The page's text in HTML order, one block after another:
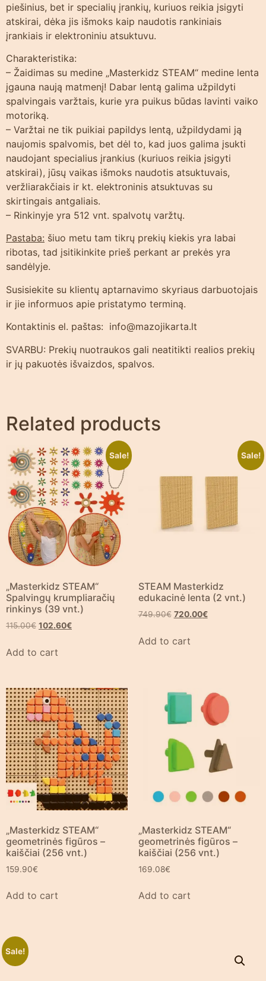
piešinius, bet ir specialių įrankių, kuriuos reikia įsigyti
atskirai, dėka jis išmoks kaip naudotis rankiniais
įrankiais ir elektroniniu atsuktuvu.
Charakteristika:
– Žaidimas su medine „Masterkidz STEAM“ medine lenta
įgauna naują matmenį! Dabar lentą galima užpildyti
spalvingais varžtais, kurie yra puikus būdas lavinti vaiko
motoriką.
– Varžtai ne tik puikiai papildys lentą, užpildydami ją
naujomis spalvomis, bet dėl ​​to, kad juos galima įsukti
naudojant specialius įrankius (kuriuos reikia įsigyti
atskirai), jūsų vaikas išmoks naudotis atsuktuvais,
veržliarakčiais ir kt. elektroninis atsuktuvas su
skirtingais antgaliais.
– Rinkinyje yra 512 vnt. spalvotų varžtų.
Pastaba: šiuo metu tam tikrų prekių kiekis yra labai
ribotas, tad įsitikinkite prieš perkant ar prekės yra
sandėlyje.
Susisiekite su klientų aptarnavimo skyriaus darbuotojais
ir jie informuos apie pristatymo terminą.
Kontaktinis el. paštas: info@mazojikarta.lt
SVARBU: Prekių nuotraukos gali neatitikti realios prekių
ir jų pakuotės išvaizdos, spalvos.
Related products
Sale!
„Masterkidz STEAM“
Spalvingų krumpliaračių
rinkinys (39 vnt.)
115.00€ 102.60€
Add to cart
Sale!
STEAM Masterkidz
edukacinė lenta (2 vnt.)
749.90€ 720.00€
Add to cart
„Masterkidz STEAM“
geometrinės figūros –
kaiščiai (256 vnt.)
159.90€
Add to cart
„Masterkidz STEAM“
geometrinės figūros –
kaiščiai (256 vnt.)
169.08€
Add to cart
Sale!